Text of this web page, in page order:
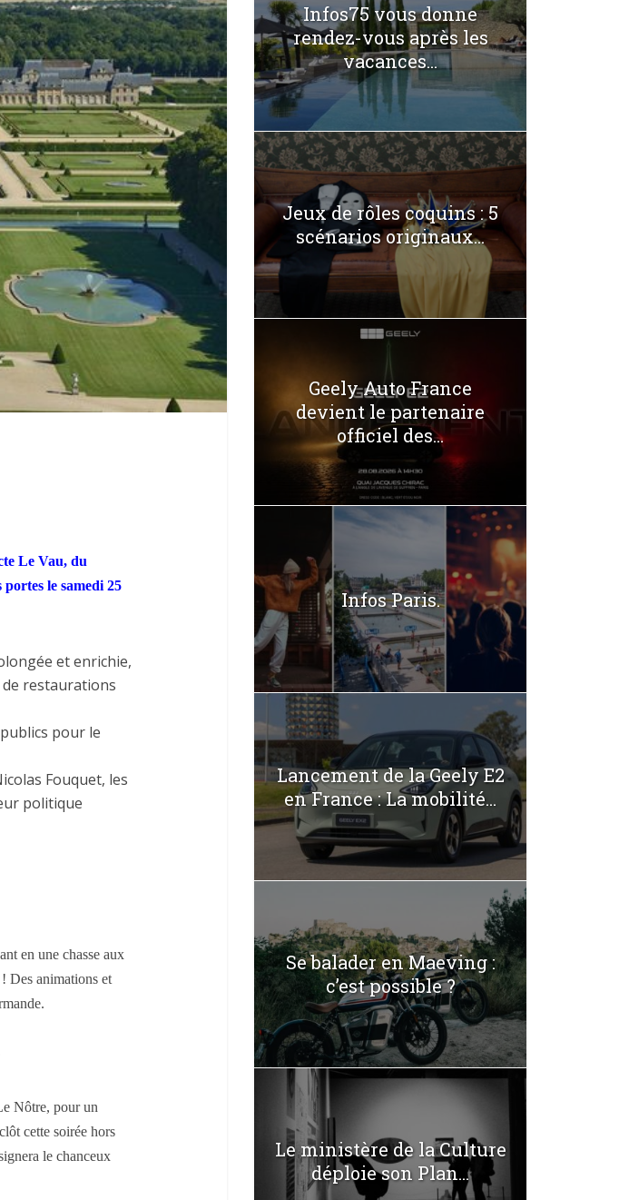
Le Vau, du
le samedi 25
et enrichie,
restaurations
pour le
Fouquet, les
politique
en une chasse aux
Des animations et
Nôtre, pour un
cette soirée hors
le chanceux
Infos75 vous donne
rendez-vous après les
vacances...
Jeux de rôles coquins : 5
scénarios originaux...
Geely Auto France
devient le partenaire
officiel des...
Infos Paris.
Lancement de la Geely E2
en France : La mobilité...
Se balader en Maeving :
c’est possible ?
Le ministère de la Culture
déploie son Plan...